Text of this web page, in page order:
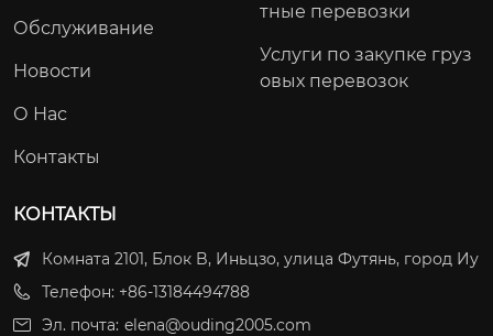
Обслуживание
Новости
О Нас
Контакты
тные перевозки
Услуги по закупке груз
овых перевозок
КОНТАКТЫ
Комната 2101, Блок B, Иньцзо, улица Футянь, город Иу
Телефон: +86-13184494788
Эл. почта: elena@ouding2005.com